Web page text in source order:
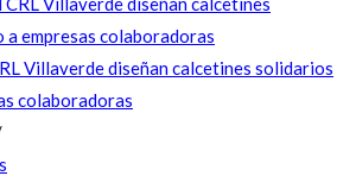
Villaverde diseñan calcetines solidarios
colaboradoras